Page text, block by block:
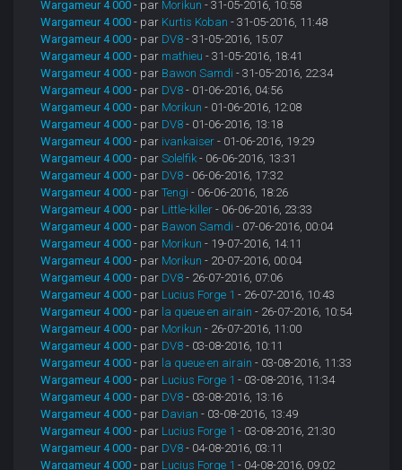
Wargameur 4 000 - par Morikun - 31-05-2016, 10:58
Wargameur 4 000 - par Kurtis Koban - 31-05-2016, 11:48
Wargameur 4 000 - par DV8 - 31-05-2016, 15:07
Wargameur 4 000 - par mathieu - 31-05-2016, 18:41
Wargameur 4 000 - par Bawon Samdi - 31-05-2016, 22:34
Wargameur 4 000 - par DV8 - 01-06-2016, 04:56
Wargameur 4 000 - par Morikun - 01-06-2016, 12:08
Wargameur 4 000 - par DV8 - 01-06-2016, 13:18
Wargameur 4 000 - par ivankaiser - 01-06-2016, 19:29
Wargameur 4 000 - parSolelfik - 06-06-2016, 13:31
Wargameur 4 000 - par DV8 - 06-06-2016, 17:32
Wargameur 4 000 - parTengi - 06-06-2016, 18:26
Wargameur 4 000 - par Little-killer - 06-06-2016, 23:33
Wargameur 4 000 - par Bawon Samdi - 07-06-2016, 00:04
Wargameur 4 000 - par Morikun - 19-07-2016, 14:11
Wargameur 4 000 - par Morikun - 20-07-2016, 00:04
Wargameur 4 000 - par DV8 - 26-07-2016, 07:06
Wargameur 4 000 - par Lucius Forge 1 - 26-07-2016, 10:43
Wargameur 4 000 - par la queue en airain - 26-07-2016, 10:54
Wargameur 4 000 - par Morikun - 26-07-2016, 11:00
Wargameur 4 000 - par DV8 - 03-08-2016, 10:11
Wargameur 4 000 - par la queue en airain - 03-08-2016, 11:33
Wargameur 4 000 - par Lucius Forge 1 - 03-08-2016, 11:34
Wargameur 4 000 - par DV8 - 03-08-2016, 13:16
Wargameur 4 000 - par Davian - 03-08-2016, 13:49
Wargameur 4 000 - par Lucius Forge 1 - 03-08-2016, 21:30
Wargameur 4 000 - par DV8 - 04-08-2016, 03:11
Wargameur 4 000 - par Lucius Forge 1 - 04-08-2016, 09:02